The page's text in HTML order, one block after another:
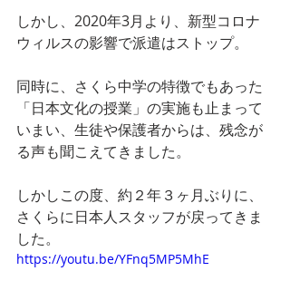
しかし、2020年3月より、新型コロナ
ウィルスの影響で派遣はストップ。
同時に、さくら中学の特徴でもあった
「日本文化の授業」の実施も止まって
いまい、生徒や保護者からは、残念が
る声も聞こえてきました。
しかしこの度、約２年３ヶ月ぶりに、
さくらに日本人スタッフが戻ってきま
した。
https://youtu.be/YFnq5MP5MhE